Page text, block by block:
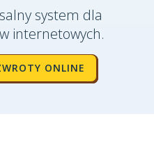
system dla
internetowych.
ONLINE